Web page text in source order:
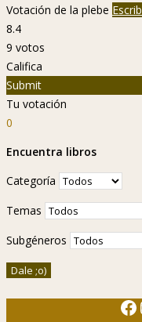
Votación de la plebe
8.4
9 votos
Califica
Submit
Tu votación
0
Encuentra libros
Categoría
Temas
Subgéneros